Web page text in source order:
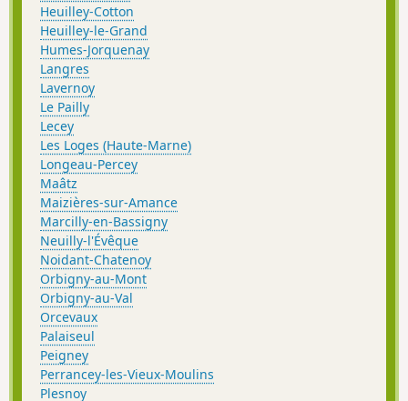
Heuilley-Cotton
Heuilley-le-Grand
Humes-Jorquenay
Langres
Lavernoy
Le Pailly
Lecey
Les Loges (Haute-Marne)
Longeau-Percey
Maâtz
Maizières-sur-Amance
Marcilly-en-Bassigny
Neuilly-l'Évêque
Noidant-Chatenoy
Orbigny-au-Mont
Orbigny-au-Val
Orcevaux
Palaiseul
Peigney
Perrancey-les-Vieux-Moulins
Plesnoy